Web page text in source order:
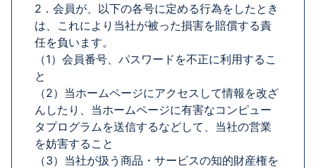
2．会員が、以下の各号に定める行為をしたとき
は、これにより当社が被った損害を賠償する責
任を負います。
（1）会員番号、パスワードを不正に利用するこ
と
（2）当ホームページにアクセスして情報を改ざ
んしたり、当ホームページに有害なコンピュー
タプログラムを送信するなどして、当社の営業
を妨害すること
（3）当社が扱う商品・サービスの知的財産権を